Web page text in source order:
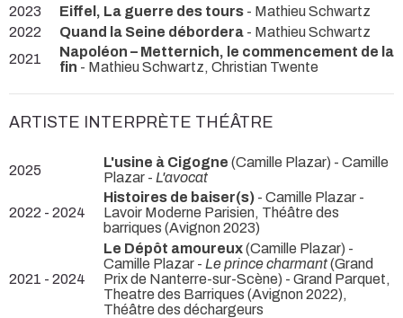
2023
Eiffel, La guerre des tours - Mathieu Schwartz
2022
Quand la Seine débordera - Mathieu Schwartz
2021
Napoléon – Metternich, le commencement de la
fin - Mathieu Schwartz, Christian Twente
ARTISTE INTERPRÈTE THÉÂTRE
2025 L'usine à Cigogne (Camille Plazar) - Camille
Plazar - L'avocat
2022 - 2024
Histoires de baiser(s) - Camille Plazar -
Lavoir Moderne Parisien, Théâtre des
barriques (Avignon 2023)
2021 - 2024
Le Dépôt amoureux(Camille Plazar) -
Camille Plazar - Le prince charmant(Grand
Prix de Nanterre-sur-Scène) - Grand Parquet,
Theatre des Barriques (Avignon 2022),
Théâtre des déchargeurs